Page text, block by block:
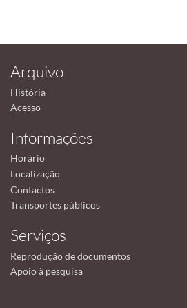
Arquivo
História
Acesso
Informações
Horário
Localização
Contactos
Transportes públicos
Serviços
Reprodução de documentos
Apoio à pesquisa